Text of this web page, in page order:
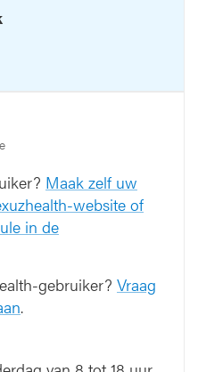
Maak zelf uw
website of
in de
gebruiker? Vraag
.